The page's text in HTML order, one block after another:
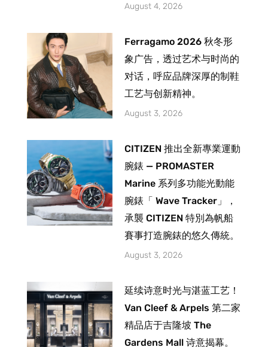
August 4, 2026
Ferragamo 2026 秋冬形
象广告，透过艺术与时尚的
对话，呼应品牌深厚的制鞋
工艺与创新精神。
August 3, 2026
CITIZEN 推出全新專業運動
腕錶 — PROMASTER
Marine 系列多功能光動能
腕錶「 Wave Tracker」，
承襲 CITIZEN 特別為帆船
賽事打造腕錶的悠久傳統。
August 3, 2026
延续诗意时光与湛蓝工艺！
Van Cleef & Arpels 第二家
精品店于吉隆坡 The
Gardens Mall 诗意揭幕。